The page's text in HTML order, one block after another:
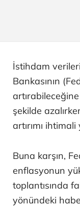
İstihdam
Bankasının
şekilde
artırımı
Buna karşın,
enflasyonun
toplantısında
yönündeki